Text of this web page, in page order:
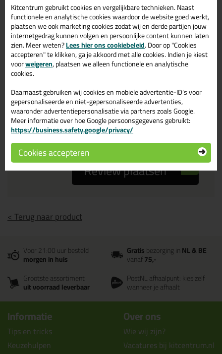
Je ervaring
Beoordeling
Zou jij dit product aanbevelen bij anderen?
ja
nee
Review plaatsen
< Terug naar product
Voor 21:00 uur besteld
morgen in huis
Gratisbezorging inNL & BE
vanaf75,-
Grootste assortiment
uit voorraad leverbaar
PostNL afhaalpunt: kies zelf
wanneer je afhaalt
Informatie
Tips en tricks
Keuzehulpen
Over ons
Wie wij zijn?
Vacatures bij kitcentrum.nl
Kitcentrum gebruikt cookies en vergelijkbare technieken. Naast
functionele en analytische cookies waardoor de website goed werkt,
plaatsen we ook marketing cookies zodat wij en derde partijen jouw
internetgedrag kunnen volgen en persoonlijke content kunnen laten
zien. Meer weten?Lees hier ons cookiebeleid. Door op "Cookies
accepteren" te klikken, ga je akkoord met alle cookies. Indien je kiest
voorweigeren, plaatsen we alleen functionele en analytische
cookies.
Daarnaast gebruiken wij cookies en mobiele advertentie-ID’s voor
gepersonaliseerde en niet-gepersonaliseerde advertenties,
waaronder advertentiepersonalisatie via partners zoals Google.
Meer informatie over hoe Google persoonsgegevens gebruikt:
https://business.safety.google/privacy/
Cookies accepteren